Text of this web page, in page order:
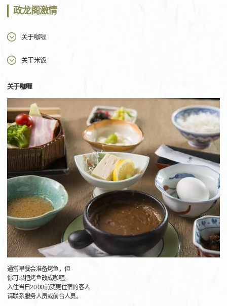
政龙阁激情
关于咖喱
关于米饭
关于咖喱
通常早餐会准备烤鱼，但
你可以把烤鱼改成咖喱。
入住当日20:00前变更住宿的客人
请联系服务人员或前台人员。